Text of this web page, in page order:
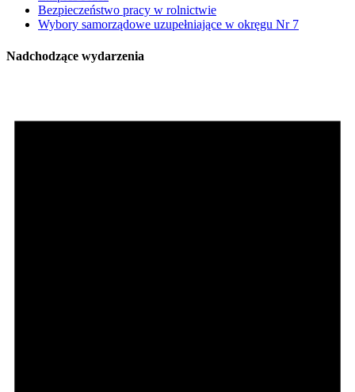
Bezpieczeństwo pracy w rolnictwie
Wybory samorządowe uzupełniające w okręgu Nr 7
Nadchodzące wydarzenia